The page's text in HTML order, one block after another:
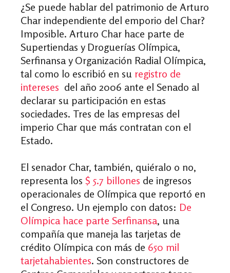
¿Se puede hablar del patrimonio de Arturo
Char independiente del emporio del Char?
Imposible. Arturo Char hace parte de
Supertiendas y Droguerías Olímpica,
Serfinansa y Organización Radial Olímpica,
tal como lo escribió en su registro de
intereses del año 2006 ante el Senado al
declarar su participación en estas
sociedades. Tres de las empresas del
imperio Char que más contratan con el
Estado.
El senador Char, también, quiéralo o no,
representa los $ 5.7 billones de ingresos
operacionales de Olímpica que reportó en
el Congreso. Un ejemplo con datos: De
Olímpica hace parte Serfinansa, una
compañía que maneja las tarjetas de
crédito Olímpica con más de 650 mil
tarjetahabientes. Son constructores de